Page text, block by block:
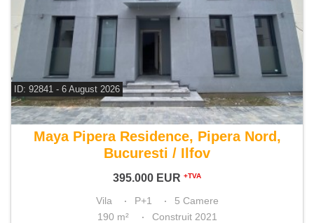
ID: 92841 - 6 August 2026
De vanzare vila 5 camere
Maya Pipera Residence, Pipera Nord,
Bucuresti / Ilfov
395.000 EUR +TVA
Vila P+1
5 Camere
190 m²
Construit 2021